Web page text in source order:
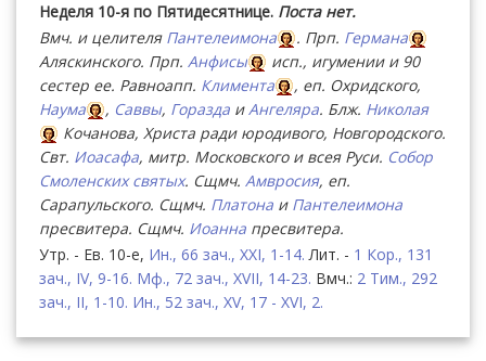
Неделя 10-я по Пятидесятнице. Поста нет.
Вмч. и целителя Пантелеимона . Прп. Германа
Аляскинского. Прп. Анфисы
исп., игумении и 90
сестер ее. Равноапп. Климента
, еп. Охридского,
Наума
, Саввы, Горазда иАнгеляра. Блж. Николая
Кочанова, Христа ради юродивого, Новгородского.
Свт. Иоасафа, митр. Московского и всея Руси. Собор
Смоленских святых. Сщмч. Амвросия, еп.
Сарапульского. Сщмч. Платона и Пантелеимона
пресвитера. Сщмч. Иоанна пресвитера.
Утр. - Ев. 10-е, Ин., 66 зач., XXI, 1-14. Лит. - 1 Кор., 131
зач., IV, 9-16. Мф., 72 зач., XVII, 14-23. Вмч.: 2 Тим., 292
зач., II, 1-10. Ин., 52 зач., XV, 17 - XVI, 2.